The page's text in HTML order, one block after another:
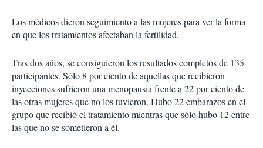
Los médicos dieron seguimiento a las mujeres para ver la forma
en que los tratamientos afectaban la fertilidad.
Tras dos años, se consiguieron los resultados completos de 135
participantes. Sólo 8 por ciento de aquellas que recibieron
inyecciones sufrieron una menopausia frente a 22 por ciento de
las otras mujeres que no los tuvieron. Hubo 22 embarazos en el
grupo que recibió el tratamiento mientras que sólo hubo 12 entre
las que no se sometieron a él.